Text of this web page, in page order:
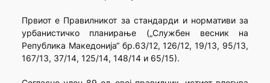
Првиот е Правилникот за стандарди и нормативи за
урбанистичко планирање („Службен весник на
Република Македонија“ бр.63/12, 126/12, 19/13, 95/13,
167/13, 37/14, 125/14, 148/14 и 65/15).